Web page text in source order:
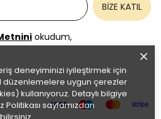
deneyiminizi iyileştirmek için
düzenlemelere uygun çerezler
kullanıyoruz. Detaylı bilgiye
Politikası sayfamızdan
BİZE KATIL
okudum,